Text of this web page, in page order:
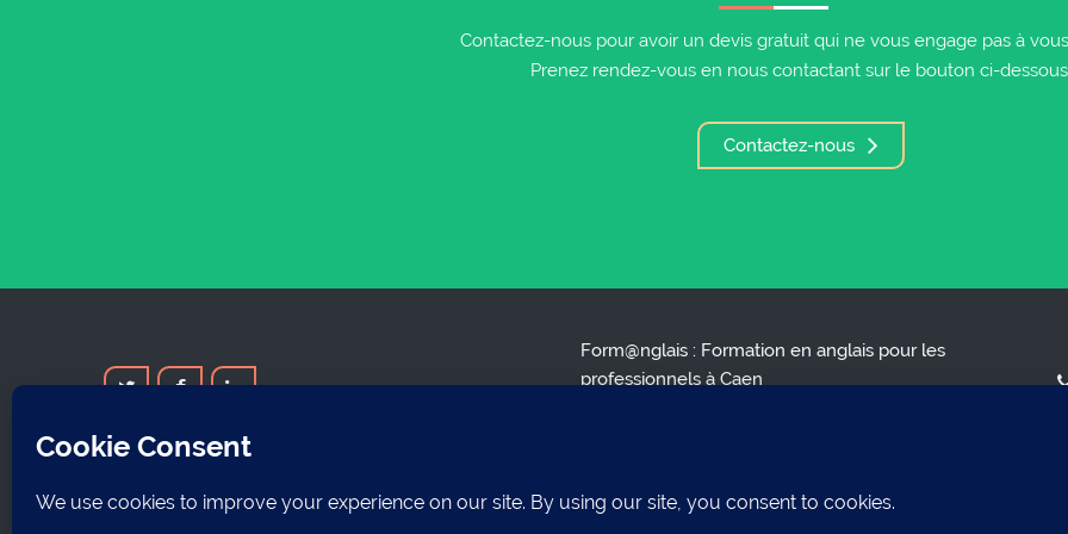
Contactez-nous pour avoir un devis gratuit qui ne vous engage pas à
Prenez rendez-vous en nous contactant sur le bouton ci-
Contactez-nous
Form@nglais : Formation en anglais pour les
professionnels à Caen